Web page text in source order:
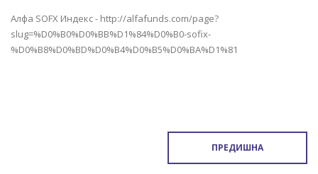
Алфа SOFX Индекс - http://alfafunds.com/page?
slug=%D0%B0%D0%BB%D1%84%D0%B0-sofix-
%D0%B8%D0%BD%D0%B4%D0%B5%D0%BA%D1%81
ПРЕДИШНА